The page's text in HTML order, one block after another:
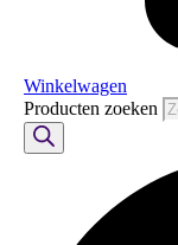
Winkelwagen
Producten zoeken